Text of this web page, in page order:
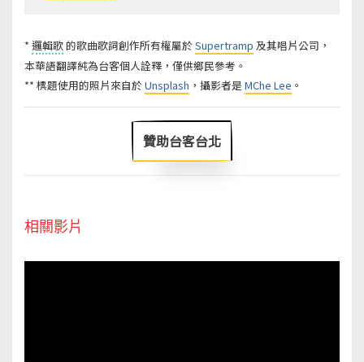
* 邏輯歌的歌曲歌詞創作所有權屬於Supertramp 及其唱片公司，
本華語翻譯純為台客個人詮釋，僅供鄉民參考。
** 標題使用的照片來自於Unsplash ，攝影者是 MChe Lee 。
贊助台客台北
相關影片